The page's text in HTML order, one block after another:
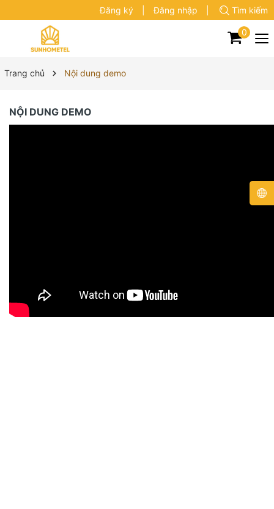
Đăng ký Đăng nhập Tìm kiếm
0
Trang chủ Nội dung demo
NỘI DUNG DEMO